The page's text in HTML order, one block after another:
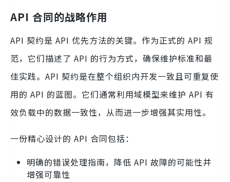
API 合同的战略作用
API 契约是 API 优先方法的关键。作为正式的 API 规
范，它们描述了 API 的行为方式，确保维护标准和最
佳实践。API 契约是在整个组织内开发一致且可重复使
用的 API 的蓝图。它们通常利用域模型来维护 API 有
效负载中的数据一致性，从而进一步增强其实用性。
一份精心设计的 API 合同包括：
明确的错误处理指南，降低 API 故障的可能性并
增强可靠性